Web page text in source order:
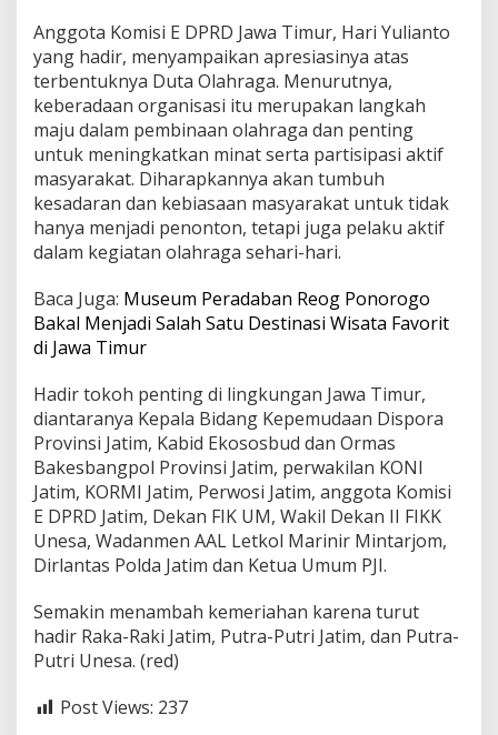
Anggota Komisi E DPRD Jawa Timur, Hari Yulianto
yang hadir, menyampaikan apresiasinya atas
terbentuknya Duta Olahraga. Menurutnya,
keberadaan organisasi itu merupakan langkah
maju dalam pembinaan olahraga dan penting
untuk meningkatkan minat serta partisipasi aktif
masyarakat. Diharapkannya akan tumbuh
kesadaran dan kebiasaan masyarakat untuk tidak
hanya menjadi penonton, tetapi juga pelaku aktif
dalam kegiatan olahraga sehari-hari.
Baca Juga: Museum Peradaban Reog Ponorogo
Bakal Menjadi Salah Satu Destinasi Wisata Favorit
di Jawa Timur
Hadir tokoh penting di lingkungan Jawa Timur,
diantaranya Kepala Bidang Kepemudaan Dispora
Provinsi Jatim, Kabid Ekososbud dan Ormas
Bakesbangpol Provinsi Jatim, perwakilan KONI
Jatim, KORMI Jatim, Perwosi Jatim, anggota Komisi
E DPRD Jatim, Dekan FIK UM, Wakil Dekan II FIKK
Unesa, Wadanmen AAL Letkol Marinir Mintarjom,
Dirlantas Polda Jatim dan Ketua Umum PJI.
Semakin menambah kemeriahan karena turut
hadir Raka-Raki Jatim, Putra-Putri Jatim, dan Putra-
Putri Unesa. (red)
Post Views: 237